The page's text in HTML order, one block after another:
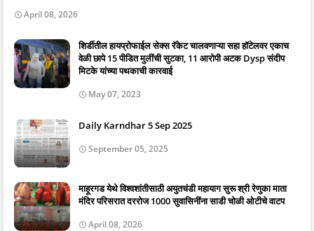
April 08, 2026
शिर्डीतील हायप्रोफाईल सेक्स रॅकेट चालवणाऱ्या सहा हॉटेलवर एकाच
वेळी छापे 15 पीडित मुलींची सुटका, 11 आरोपी अटक Dysp संदीप
मिटके यांच्या पथकाची कारवाई
May 07, 2023
Daily Karndhar 5 Sep 2025
September 05, 2025
माहूरगड येथे विश्वशांतीसाठी अयुतचंडी महायाग सुरू श्री रेणुका माता
मंदिर परिसरात दररोज 1000 सुवासिनींना साडी चोळी ओटीचे वाटप
April 08, 2026